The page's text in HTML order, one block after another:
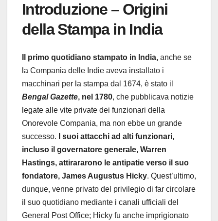
Introduzione – Origini
della Stampa in India
Il primo quotidiano stampato in India, anche se
la Compania delle Indie aveva installato i
macchinari per la stampa dal 1674, è stato il
Bengal Gazette, nel 1780, che pubblicava notizie
legate alle vite private dei funzionari della
Onorevole Compania, ma non ebbe un grande
successo.
I suoi attacchi ad alti funzionari,
incluso il governatore generale, Warren
Hastings, attirararono le antipatie verso il suo
fondatore, James Augustus Hicky. Quest’ultimo,
dunque, venne privato del privilegio di far circolare
il suo quotidiano mediante i canali ufficiali del
General Post Office; Hicky fu anche imprigionato